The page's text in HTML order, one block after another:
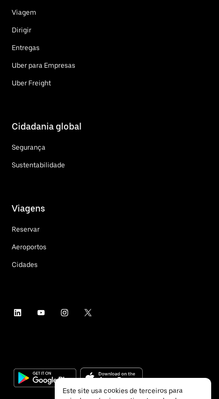
Viagem
Dirigir
Entregas
Uber para Empresas
Uber Freight
Cidadania global
Segurança
Sustentabilidade
Viagens
Reservar
Aeroportos
Cidades
Este site usa cookies de terceiros para